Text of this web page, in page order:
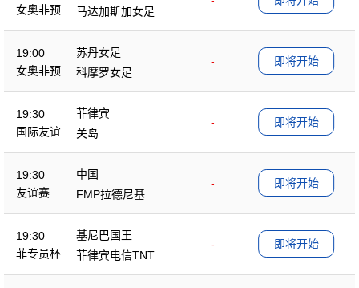
女奥非预
马达加斯加女足
19:00
女奥非预
苏丹女足
-
科摩罗女足
即将开始
19:30
国际友谊
菲律宾
-
关岛
即将开始
19:30
友谊赛
中国
-
FMP拉德尼基
即将开始
19:30
菲专员杯
基尼巴国王
-
菲律宾电信TNT
即将开始